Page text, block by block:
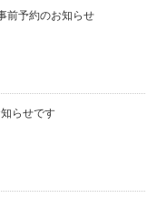
前予約のお知らせ
らせです